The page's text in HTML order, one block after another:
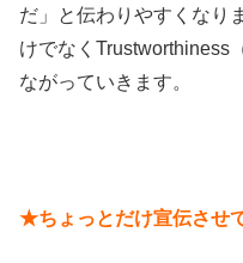
だ」と伝わりやすくなり
けでなくTrustworthiness
ながっていきます。
★ちょっとだけ宣伝させ